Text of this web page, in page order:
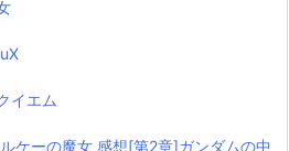
イエム
ケーの魔女 感想[第2章]ガンダムの中